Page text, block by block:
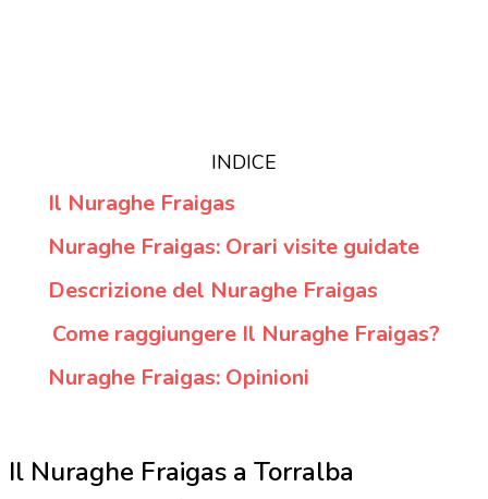
INDICE
Il Nuraghe Fraigas
Nuraghe Fraigas: Orari visite guidate
Descrizione del Nuraghe Fraigas
Come raggiungere Il Nuraghe Fraigas?
Nuraghe Fraigas: Opinioni
Il Nuraghe Fraigas a Torralba